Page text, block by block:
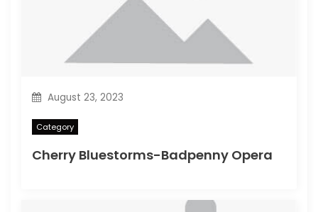
August 23, 2023
Category
Cherry Bluestorms-Badpenny Opera